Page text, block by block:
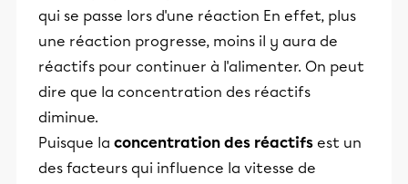
qui se passe lors d'une réaction En effet, plus
une réaction progresse, moins il y aura de
réactifs pour continuer à l'alimenter. On peut
dire que la concentration des réactifs
diminue.
Puisque la concentration des réactifs est un
des facteurs qui influence la vitesse de